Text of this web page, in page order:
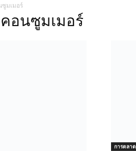
ซูมเมอร์
คอนซูมเมอร์
การตลาด